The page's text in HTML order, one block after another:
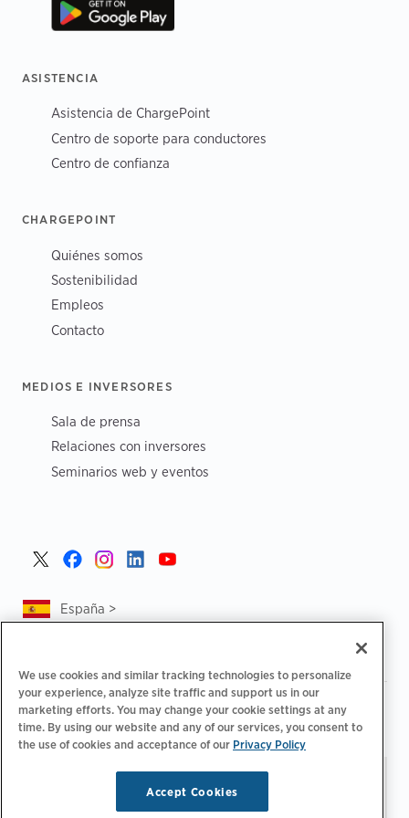
ASISTENCIA
Asistencia de ChargePoint
Centro de soporte para conductores
Centro de confianza
CHARGEPOINT
Quiénes somos
Sostenibilidad
Empleos
Contacto
MEDIOS E INVERSORES
Sala de prensa
Relaciones con inversores
Seminarios web y eventos
España >
Política de privacidad | Tus opciones de privacidad
Aviso legal | Estado de cuenta de accesibilidad |
Código de
conducta para proveedores
| Información sobre EPR
Administrar preferencias
Inc. Todos los derechos
We use cookies and similar tracking technologies to personalize
your experience, analyze site traffic and support us in our
marketing efforts. You may change your cookie settings at any
time. By using our website and any of our services, you consent to
the use of cookies and acceptance of our Privacy Policy
Accept Cookies